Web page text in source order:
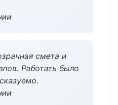
смета и
Работать было